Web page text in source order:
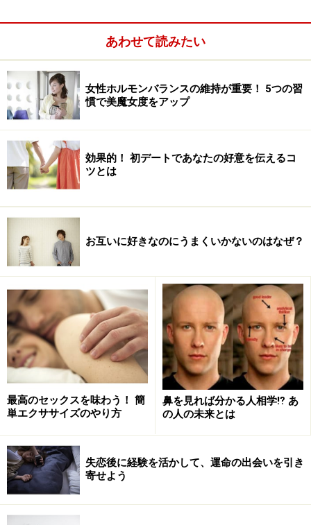
あわせて読みたい
女性ホルモンバランスの維持が重要！ 5つの習
慣で美魔女度をアップ
効果的！ 初デートであなたの好意を伝えるコ
ツとは
お互いに好きなのにうまくいかないのはなぜ？
最高のセックスを味わう！ 簡
単エクササイズのやり方
鼻を見れば分かる人相学⁉ あ
の人の未来とは
失恋後に経験を活かして、運命の出会いを引き
寄せよう